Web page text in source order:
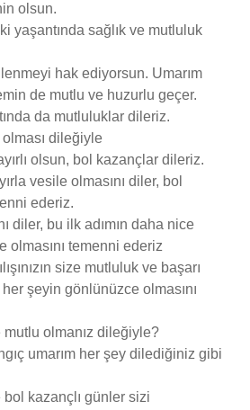
olsun.
yaşantında sağlık ve mutluluk
hak ediyorsun. Umarım
de mutlu ve huzurlu geçer.
da mutluluklar dileriz.
olması dileğiyle
olsun, bol kazançlar dileriz.
vesile olmasını diler, bol
ederiz.
diler, bu ilk adımın daha nice
olmasını temenni ederiz
size mutluluk ve başarı
şeyin gönlünüzce olmasını
olmanız dileğiyle?
umarım her şey dilediğiniz gibi
kazançlı günler sizi